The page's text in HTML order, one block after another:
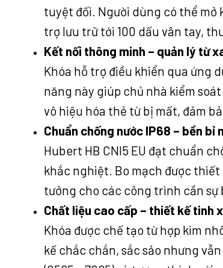
tuyệt đối. Người dùng có thể mở
trợ lưu trữ tới 100 dấu vân tay,
Kết nối thông minh – quản lý từ
Khóa hỗ trợ điều khiển qua ứng
năng này giúp chủ nhà kiểm
vô hiệu hóa thẻ từ bị mất, đảm
Chuẩn chống nước IP68 – bền bỉ
Hubert HB CNI5 EU đạt chuẩn
khắc nghiệt. Bo mạch được thiết
tưởng cho các công trình cần sự
Chất liệu cao cấp – thiết kế tinh
Khóa được chế tạo từ hợp kim
kế chắc chắn, sắc sảo nhưng